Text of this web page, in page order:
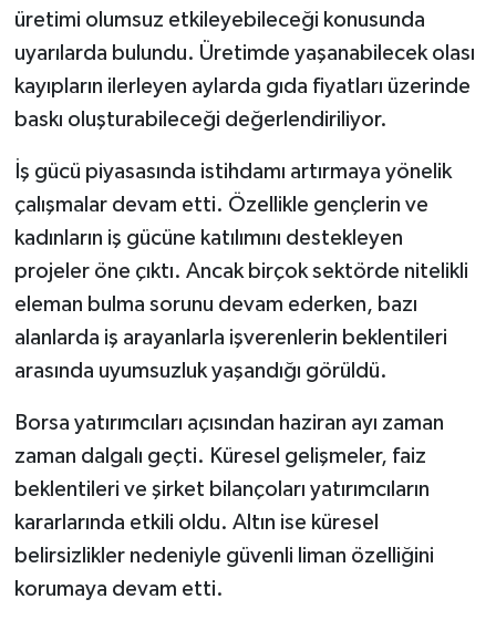
üretimi olumsuz etkileyebileceği konusunda
uyarılarda bulundu. Üretimde yaşanabilecek olası
kayıpların ilerleyen aylarda gıda fiyatları üzerinde
baskı oluşturabileceği değerlendiriliyor.
İş gücü piyasasında istihdamı artırmaya yönelik
çalışmalar devam etti. Özellikle gençlerin ve
kadınların iş gücüne katılımını destekleyen
projeler öne çıktı. Ancak birçok sektörde nitelikli
eleman bulma sorunu devam ederken, bazı
alanlarda iş arayanlarla işverenlerin beklentileri
arasında uyumsuzluk yaşandığı görüldü.
Borsa yatırımcıları açısından haziran ayı zaman
zaman dalgalı geçti. Küresel gelişmeler, faiz
beklentileri ve şirket bilançoları yatırımcıların
kararlarında etkili oldu. Altın ise küresel
belirsizlikler nedeniyle güvenli liman özelliğini
korumaya devam etti.